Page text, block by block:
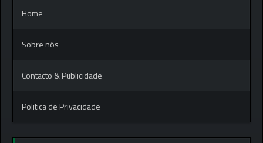
Home
Sobre nós
Contacto & Publicidade
Politica de Privacidade